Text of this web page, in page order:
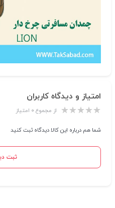
امتیاز و دیدگاه کاربران
از مجموع ۰ امتیاز
شما هم درباره این کالا دیدگاه ثبت کنید
ثبت